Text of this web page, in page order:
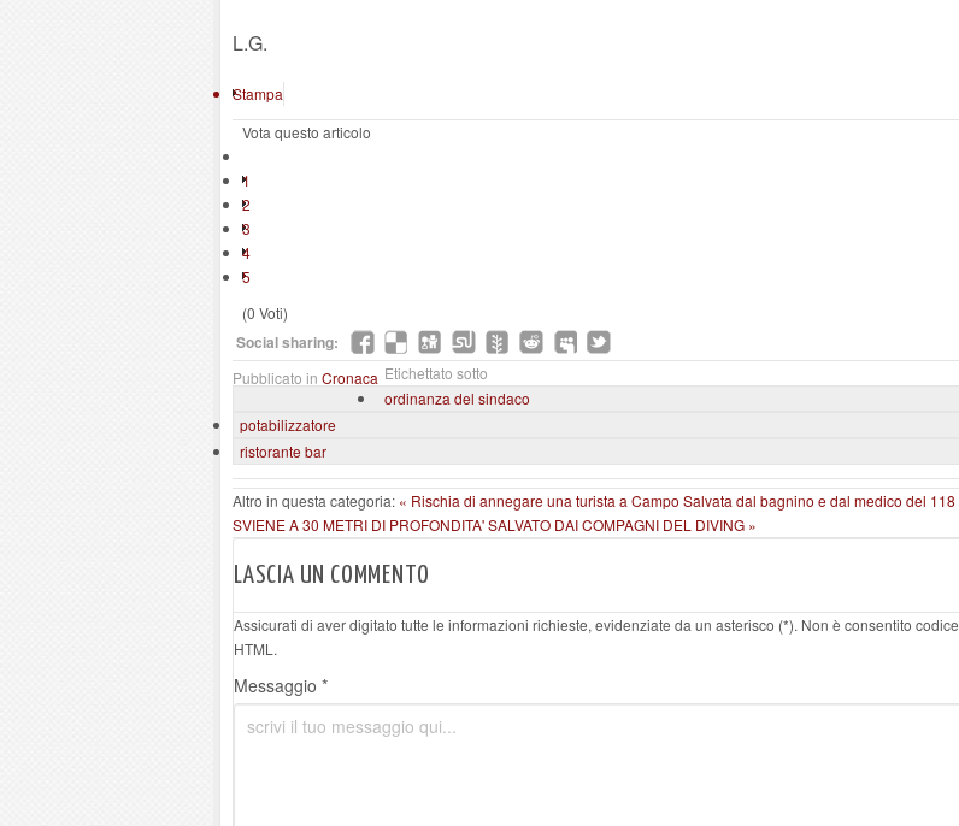
L.G.
Stampa
Vota questo articolo
1
2
3
4
5
(0 Voti)
Social sharing:
Pubblicato in Cronaca Etichettato sotto
ordinanza del sindaco
potabilizzatore
ristorante bar
Altro in questa categoria: « Rischia di annegare una turista a Campo Salvata dal bagnino e dal medico del 118
SVIENE A 30 METRI DI PROFONDITA' SALVATO DAI COMPAGNI DEL DIVING »
LASCIA UN COMMENTO
Assicurati di aver digitato tutte le informazioni richieste, evidenziate da un asterisco (*). Non è consentito codice
HTML.
Messaggio *